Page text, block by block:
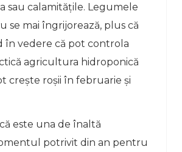
sau calamitățile. Legumele
se mai îngrijorează, plus că
în vedere că pot controla
agricultura hidroponică
crește roșii în februarie și
este una de înaltă
potrivit din an pentru